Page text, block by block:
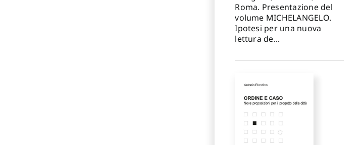
Roma. Presentazione del
volume MICHELANGELO.
Ipotesi per una nuova
lettura de...